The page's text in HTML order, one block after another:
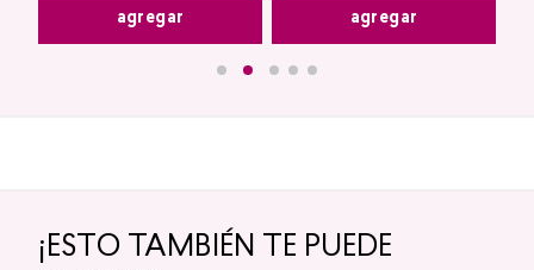
agregar agregar
¡ESTO TAMBIÉN TE PUEDE